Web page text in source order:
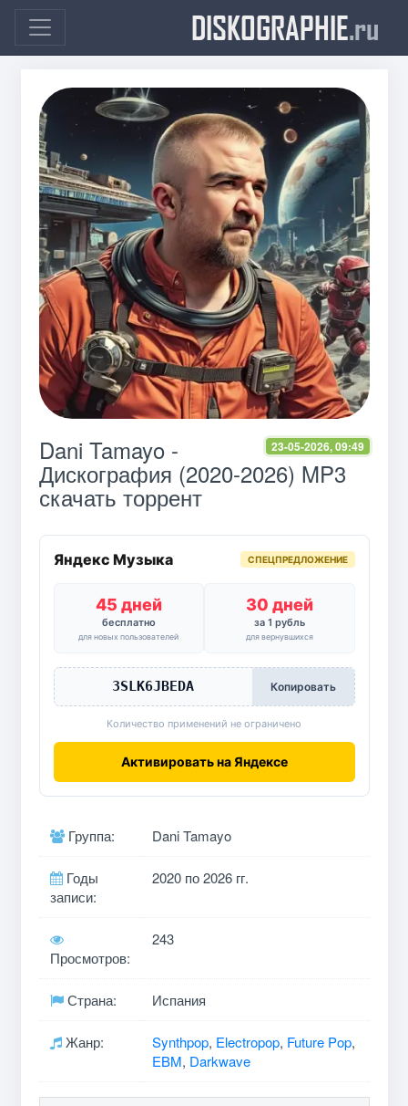
DISKOGRAPHIE.ru
23-05-2026, 09:49
Dani Tamayo -
Дискография (2020-2026) MP3
скачать торрент
Яндекс Музыка СПЕЦПРЕДЛОЖЕНИЕ
45 дней
бесплатно
для новых пользователей
30 дней
за 1 рубль
для вернувшихся
3SLK6JBEDA Копировать
Количество применений не ограничено
Активировать на Яндексе
Группа: Dani Tamayo
Годы
записи:
2020 по 2026 гг.
Просмотров:
243
Страна: Испания
Жанр: Synthpop, Electropop, Future Pop,
EBM, Darkwave